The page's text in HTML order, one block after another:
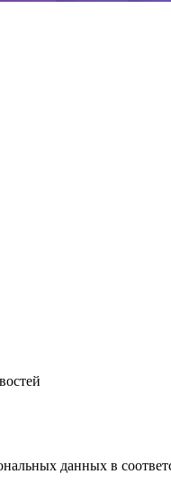
данных в